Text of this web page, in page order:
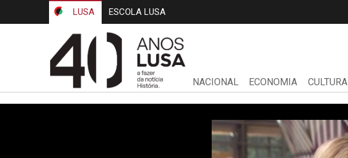
LUSA ESCOLA LUSA
NACIONAL ECONOMIA CULTURA